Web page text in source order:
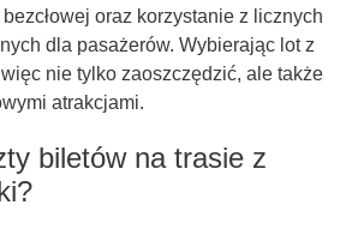
oraz korzystanie z licznych
dla pasażerów. Wybierając lot z
nie tylko zaoszczędzić, ale także
atrakcjami.
biletów na trasie z